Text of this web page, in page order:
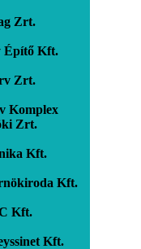
Zrt.
Építő Kft.
Zrt.
Komplex
Zrt.
Kft.
Kft.
Kft.
Kft.